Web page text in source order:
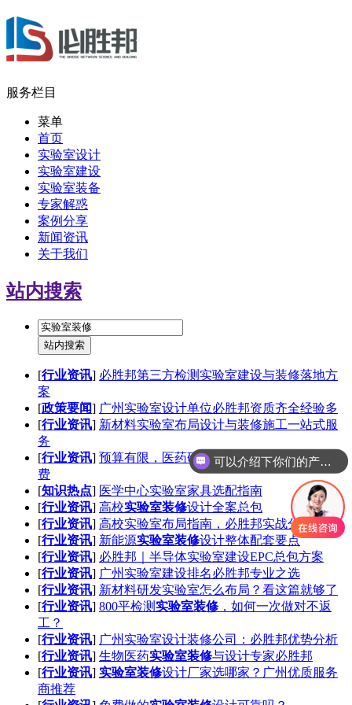
服务栏目
菜单
首页
实验室设计
实验室建设
实验室装备
专家解惑
案例分享
新闻资讯
关于我们
站内搜索
[行业资讯] 必胜邦第三方检测实验室建设与装修落地方
案
[政策要闻] 广州实验室设计单位必胜邦资质齐全经验多
[行业资讯] 新材料实验室布局设计与装修施工一站式服
务
[行业资讯] 预算有限，医药研发实验室怎么规划才不浪
费
[知识热点] 医学中心实验室家具选配指南
[行业资讯] 高校实验室装修设计全案总包
[行业资讯] 高校实验室布局指南，必胜邦实战分享
[行业资讯] 新能源实验室装修设计整体配套要点
[行业资讯] 必胜邦｜半导体实验室建设EPC总包方案
[行业资讯] 广州实验室建设排名必胜邦专业之选
[行业资讯] 新材料研发实验室怎么布局？看这篇就够了
[行业资讯] 800平检测实验室装修 ，如何一次做对不返
工？
[行业资讯] 广州实验室设计装修公司：必胜邦优势分析
[行业资讯] 生物医药实验室装修与设计专家必胜邦
[行业资讯] 实验室装修设计厂家选哪家？广州优质服务
商推荐
可以介绍下你们的产品么